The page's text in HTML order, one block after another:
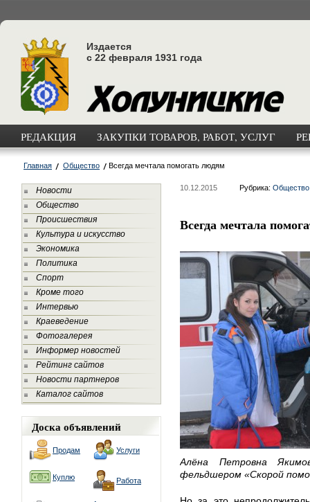
Издается
с 22 февраля 1931 года
РЕДАКЦИЯ ЗАКУПКИ ТОВАРОВ, РАБОТ, УСЛУГ
Главная Общество Всегда мечтала помогать людям
Новости
Общество
Происшествия
Культура и искусство
Экономика
Политика
Спорт
Кроме того
Интервью
Краеведение
Фотогалерея
Информер новостей
Рейтинг сайтов
Новости партнеров
Каталог сайтов
Доска объявлений
Продам Услуги
Куплю Работа
10.12.2015 Рубрика: Общество
Всегда мечтала
Алёна Петровна
фельдшером «Скорой